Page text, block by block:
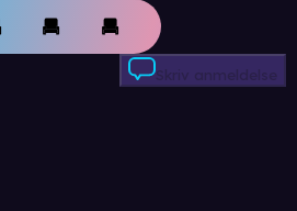
Skriv anmeldelse